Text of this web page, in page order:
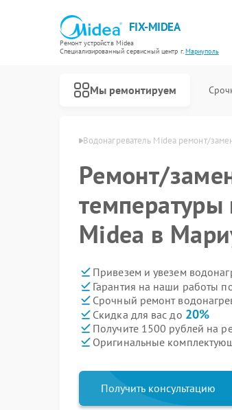
FIX-MIDEA
Ремонт устройств Midea
Специализированный cервисный центр г.Мариуполь
Мы ремонтируем
Водонагреватель Midea ремонт/
Ремонт/
температуры
Midea в
Привезем и увезем
Гарантия на наши работы
Срочный ремонт
Скидка для вас до 20%
Получите 1500 рублей на
Оригинальные
Получить консультацию